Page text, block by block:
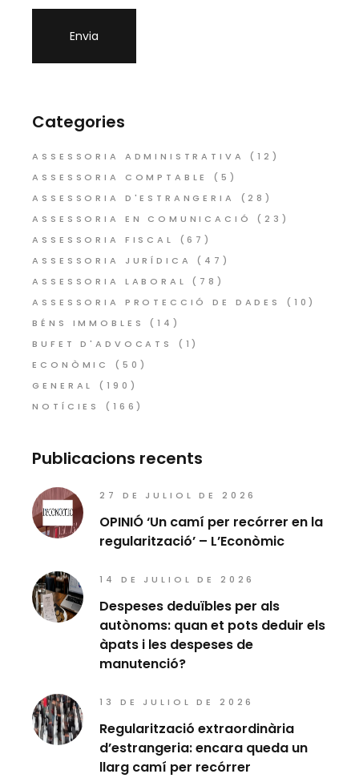
Categories
ASSESSORIA ADMINISTRATIVA
(12)
ASSESSORIA COMPTABLE
(5)
ASSESSORIA D'ESTRANGERIA
(28)
ASSESSORIA EN COMUNICACIÓ
(23)
ASSESSORIA FISCAL
(67)
ASSESSORIA JURÍDICA
(47)
ASSESSORIA LABORAL
(78)
ASSESSORIA PROTECCIÓ DE DADES
(10)
BÉNS IMMOBLES
(14)
BUFET D'ADVOCATS
(1)
ECONÒMIC
(50)
GENERAL
(190)
NOTÍCIES
(166)
Publicacions recents
27 DE JULIOL DE 2026
OPINIÓ ‘Un camí per recórrer en la
regularització’ – L’Econòmic
14 DE JULIOL DE 2026
Despeses deduïbles per als
autònoms: quan et pots deduir els
àpats i les despeses de
manutenció?
13 DE JULIOL DE 2026
Regularització extraordinària
d’estrangeria: encara queda un
llarg camí per recórrer